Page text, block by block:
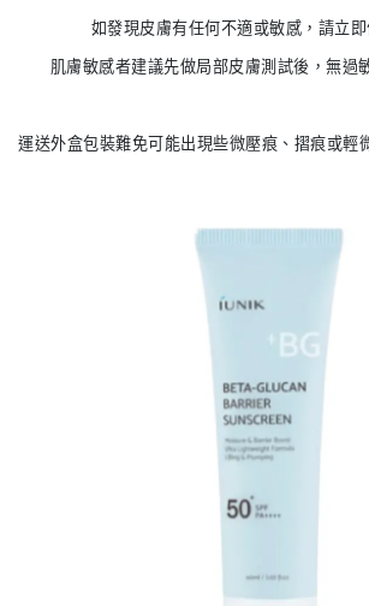
如發現皮膚有任何不適或敏感，請立即
肌膚敏感者建議先做局部皮膚測試後，無過
運送外盒包裝難免可能出現些微壓痕、摺痕或